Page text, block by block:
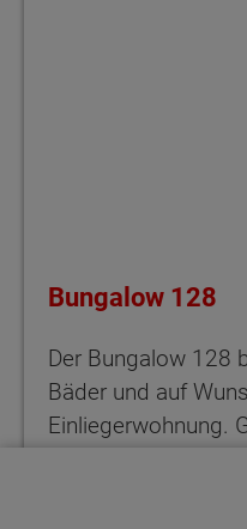
Bungalow 128
Der Bungalow 128
Bäder und auf
Einliegerwohnung.